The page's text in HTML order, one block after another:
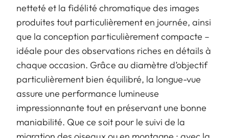
netteté et la fidélité chromatique des images
produites tout particulièrement en journée, ainsi
que la conception particulièrement compacte –
idéale pour des observations riches en détails à
chaque occasion. Grâce au diamètre d’objectif
particulièrement bien équilibré, la longue-vue
assure une performance lumineuse
impressionnante tout en préservant une bonne
maniabilité. Que ce soit pour le suivi de la